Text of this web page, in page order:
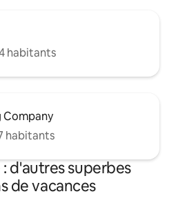
habitants
Company
habitants
: d'autres superbes
de vacances